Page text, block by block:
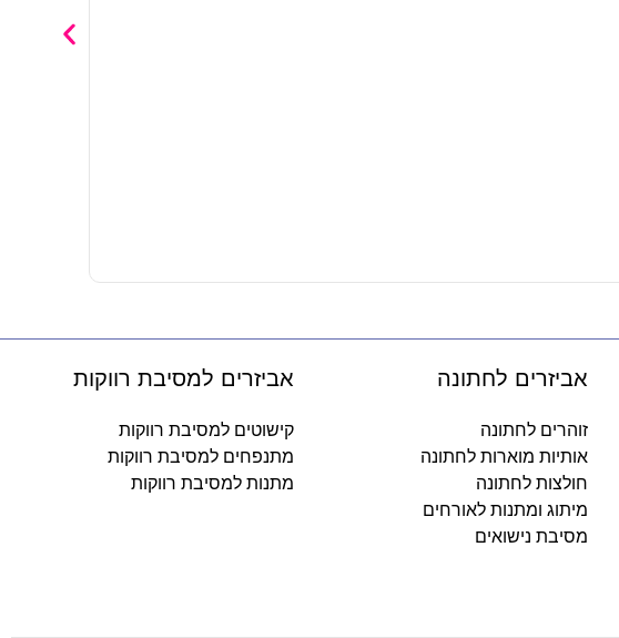
אביזרים לחתונה
זוהרים לחתונה
אותיות מוארות לחתונה
חולצות לחתונה
מיתוג ומתנות לאורחים
מסיבת נישואים
אביזרים למסיבת רווקות
קישוטים למסיבת רווקות
מתנפחים למסיבת רווקות
מתנות למסיבת רווקות